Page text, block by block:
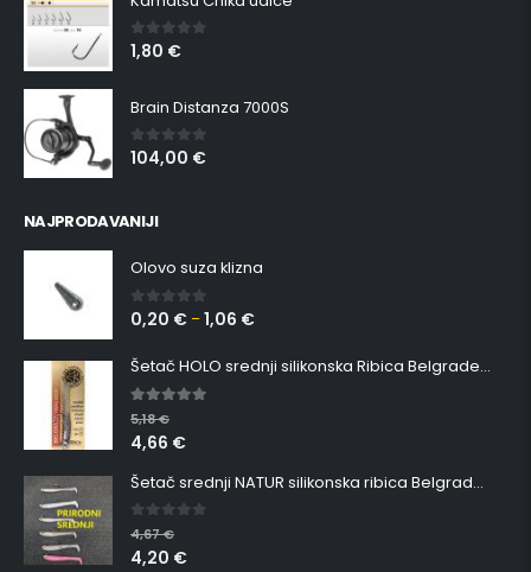
0 out of 5
1,80 €
Brain Distanza 7000S
0out of 5
104,00 €
NAJPRODAVANIJI
Olovo suza klizna
0 out of 5
0,20 € –1,06 €
Šetač HOLO srednji silikonska Ribica Belgrade Walker
5.00out of 5
5,18€
4,66 €
Šetač srednji NATUR silikonska ribica Belgrade Walker
0 out of 5
4,67€
4,20 €